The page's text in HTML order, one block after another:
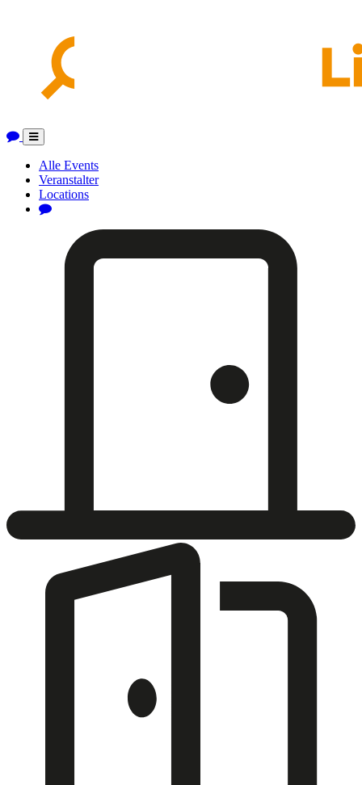
Toggle
navigation
Alle Events
Veranstalter
Locations